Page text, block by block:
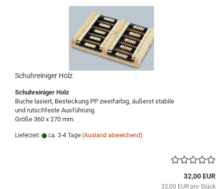
Schuhreiniger Holz
Schuhreiniger Holz
Buche lasiert, Besteckung PP zweifarbig, äußerst stabile
und rutschfeste Ausführung.
Größe 360 x 270 mm.
Lieferzeit: ca. 3-4 Tage (Ausland abweichend)
32,00 EUR
32,00 EUR pro Stück